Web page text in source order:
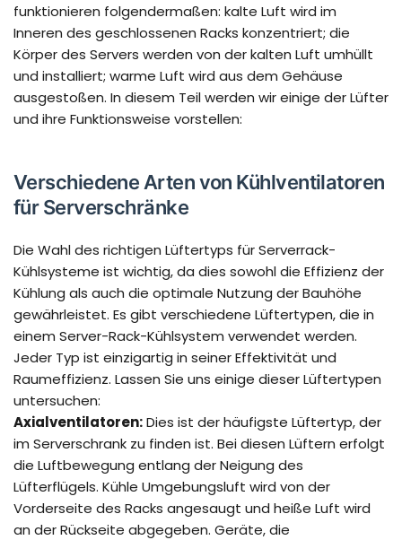
funktionieren folgendermaßen: kalte Luft wird im
Inneren des geschlossenen Racks konzentriert; die
Körper des Servers werden von der kalten Luft umhüllt
und installiert; warme Luft wird aus dem Gehäuse
ausgestoßen. In diesem Teil werden wir einige der Lüfter
und ihre Funktionsweise vorstellen:
Verschiedene Arten von Kühlventilatoren
für Serverschränke
Die Wahl des richtigen Lüftertyps für Serverrack-
Kühlsysteme ist wichtig, da dies sowohl die Effizienz der
Kühlung als auch die optimale Nutzung der Bauhöhe
gewährleistet. Es gibt verschiedene Lüftertypen, die in
einem Server-Rack-Kühlsystem verwendet werden.
Jeder Typ ist einzigartig in seiner Effektivität und
Raumeffizienz. Lassen Sie uns einige dieser Lüftertypen
untersuchen:
Axialventilatoren:Dies ist der häufigste Lüftertyp, der
im Serverschrank zu finden ist. Bei diesen Lüftern erfolgt
die Luftbewegung entlang der Neigung des
Lüfterflügels. Kühle Umgebungsluft wird von der
Vorderseite des Racks angesaugt und heiße Luft wird
an der Rückseite abgegeben. Geräte, die